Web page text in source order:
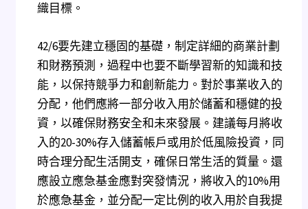
織目標。
42/6要先建立穩固的基礎，制定詳細的商業計劃
和財務預測，過程中也要不斷學習新的知識和技
能，以保持競爭力和創新能力。對於事業收入的
分配，他們應將一部分收入用於儲蓄和穩健的投
資，以確保財務安全和未來發展。建議每月將收
入的20-30%存入儲蓄帳戶或用於低風險投資，同
時合理分配生活開支，確保日常生活的質量。還
應設立應急基金應對突發情況，將收入的10%用
於應急基金，並分配一定比例的收入用於自我提